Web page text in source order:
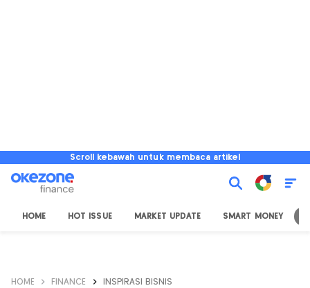
Scroll kebawah untuk membaca artikel
HOME HOT ISSUE MARKET UPDATE SMART MONEY
HOME FINANCE INSPIRASI BISNIS